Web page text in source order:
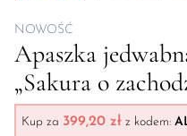
NOWOŚĆ
Apaszka
„Sakura o
Kup za 399,20 zł z kodem: